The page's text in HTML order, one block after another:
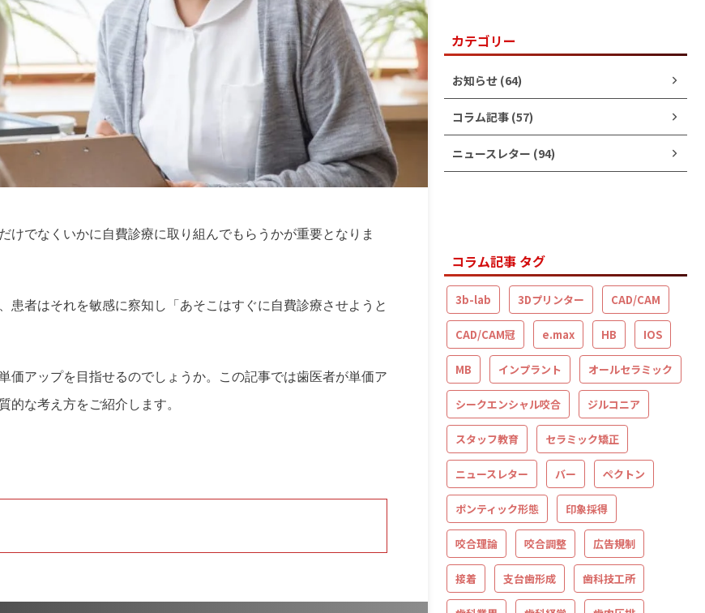
でなくいかに自費診療に取り組んでもらうかが重要となりま
患者はそれを敏感に察知し「あそこはすぐに自費診療させようと
価アップを目指せるのでしょうか。この記事では歯医者が単価ア
な考え方をご紹介します。
カテゴリー
お知らせ (64)
コラム記事 (57)
ニュースレター (94)
コラム記事 タグ
3b-lab 3Dプリンター CAD/CAM
CAD/CAM冠 e.max HB IOS
MB インプラント オールセラミック
シークエンシャル咬合 ジルコニア
スタッフ教育 セラミック矯正
ニュースレター バー ペクトン
ポンティック形態 印象採得
咬合理論 咬合調整 広告規制
接着 支台歯形成 歯科技工所